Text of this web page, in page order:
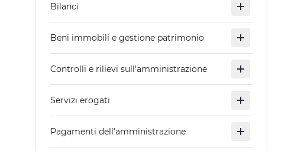
Bilanci
Beni immobili e gestione patrimonio
Controlli e rilievi sull'amministrazione
Servizi erogati
Pagamenti dell'amministrazione